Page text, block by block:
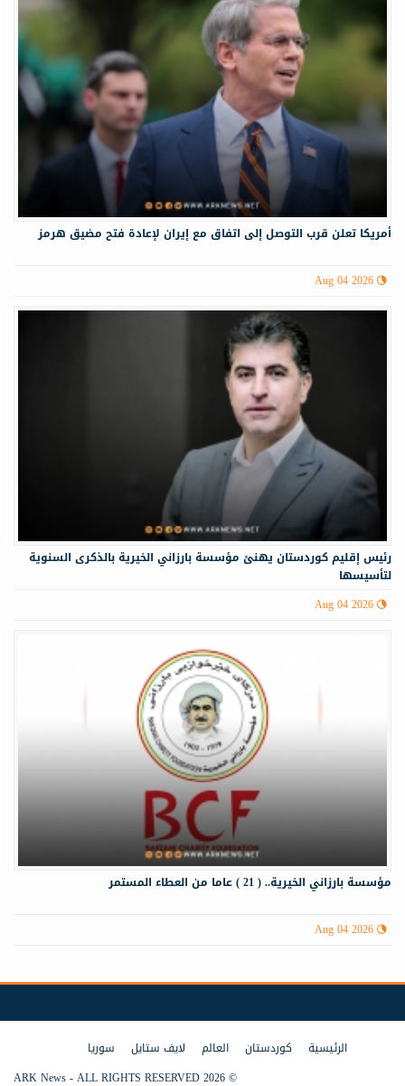
أمريكا تعلن قرب التوصل إلى اتفاق مع إيران لإعادة فتح مضيق هرمز
Aug 04 2026
رئيس إقليم كوردستان يهنئ مؤسسة بارزاني الخيرية بالذكرى السنوية
لتأسيسها
Aug 04 2026
مؤسسة بارزاني الخيرية.. ( 21 ) عاما من العطاء المستمر
Aug 04 2026
الرئيسية كوردستان العالم لايف ستايل
سوريا
© 2026 ARK News - ALL RIGHTS RESERVED